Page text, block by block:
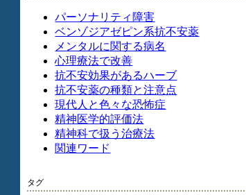
パーソナリティ障害
ベンゾジアゼピン系抗不安薬
メンタルに関する病名
心理療法で改善
抗不安効果があるハーブ
抗不安薬の種類と注意点
現代人と色々な恐怖症
精神医学的評価法
精神科で扱う治療法
関連ワード
タグ